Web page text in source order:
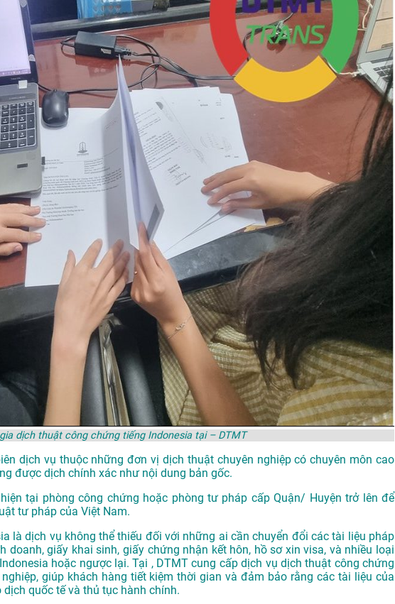
dịch thuật công chứng tiếng Indonesia tại – DTMT
dịch vụ thuộc những đơn vị dịch thuật chuyên nghiệp có chuyên môn cao
được dịch chính xác như nội dung bản gốc.
tại phòng công chứng hoặc phòng tư pháp cấp Quận/ Huyện trở lên để
tư pháp của Việt Nam.
là dịch vụ không thể thiếu đối với những ai cần chuyển đổi các tài liệu pháp
doanh, giấy khai sinh, giấy chứng nhận kết hôn, hồ sơ xin visa, và nhiều loại
hoặc ngược lại. Tại , DTMT cung cấp dịch vụ dịch thuật công chứng
giúp khách hàng tiết kiệm thời gian và đảm bảo rằng các tài liệu của
quốc tế và thủ tục hành chính.